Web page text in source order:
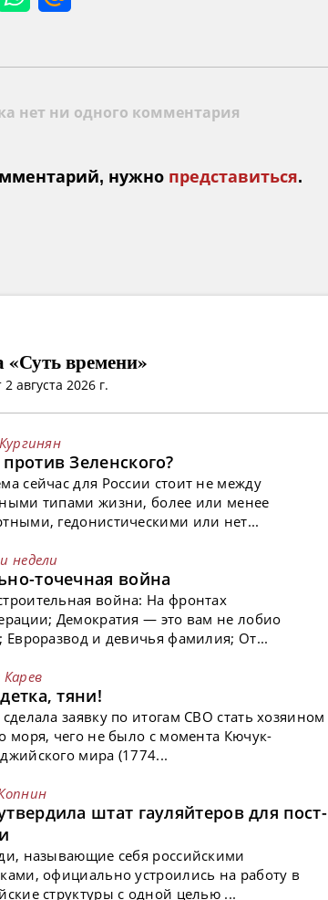
нет ни одного комментария
нужно представиться.
«Суть времени»
августа 2026 г.
Зеленского?
сейчас для России стоит не между
типами жизни, более или менее
гедонистическими или нет...
недели
точечная война
война: На фронтах
Демократия — это вам не лобио
Евроразвод и девичья фамилия; От...
тяни!
заявку по итогам СВО стать хозяином
моря, чего не было с момента Кючук-
мира (1774...
штат гауляйтеров для пост-
называющие себя российскими
официально устроились на работу в
структуры с одной целью ...